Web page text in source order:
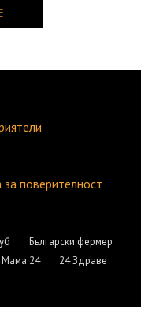
поверителност
Български фермер
Мама 24
24 Здраве